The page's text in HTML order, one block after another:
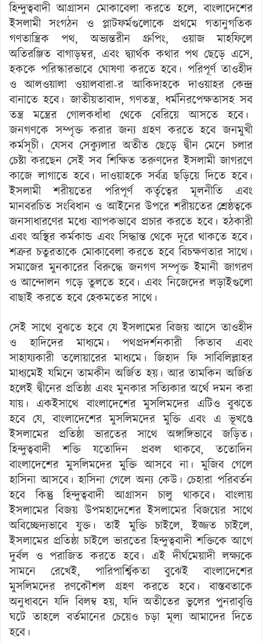
হিন্দুত্ববাদী আগ্রাসন মোকাবেলা করতে হলে, বাংলাদেশের
ইসলামী সংগঠন ও প্লাটফর্মগুলোকে প্রথমে গতানুগতিক
গণতান্ত্রিক পথ, অভ্যন্তরীন গ্রুপিং, ওয়াজ মাহফিলে
অতিরঞ্জিত বাগাড়ম্বর, এবং দ্ব্যার্থক কথার পথ ছেড়ে এসে,
হককে পরিস্কারভাবে ঘোষণা করতে হবে। পরিপূর্ণ তাওহীদ
ও আলওয়ালা ওয়ালবারা-র আকিদাহকে দাওয়াহর কেন্দ্র
বানাতে হবে। জাতীয়তাবাদ, গণতন্ত্র, ধর্মনিরপেক্ষতাসহ সব
তন্ত্র মন্ত্রের গোলকধাঁধা থেকে বেরিয়ে আসতে হবে।
জনগণকে সম্পৃক্ত করার জন্য গ্রহণ করতে হবে জনমুখী
কর্মসূচী। যেসব সেক্যুলার অতীত ছেড়ে দ্বীন মেনে চলার
চেষ্টা করছেন সেই সব শিক্ষিত তরুণদের ইসলামী জাগরণে
কাজে লাগাতে হবে। দাওয়াহকে সর্বত্র ছড়িয়ে দিতে হবে।
ইসলামী শরীয়তের পরিপূর্ণ কর্তৃত্বের মূলনীতি এবং
মানবরচিত সংবিধান ও আইনের উপরে শরীয়তের শ্রেষ্ঠত্বকে
জনসাধারণের মধ্যে ব্যাপকভাবে প্রচার করতে হবে। হঠকারী
এবং অস্থির কর্মকান্ড এবং সিদ্ধান্ত থেকে দূরে থাকতে হবে।
শত্রুর চতুরতাকে মোকাবেলা করতে হবে বিচক্ষণতার সাথে।
সমাজের মুনকারের বিরুদ্ধে জনগণ সম্পৃক্ত ইমানী জাগরণ
ও আন্দোলন গড়ে তুলতে হবে। এবং নিজেদের লড়াইগুলো
বাছাই করতে হবে হেকমতের সাথে।
সেই সাথে বুঝতে হবে যে ইসলামের বিজয় আসে তাওহীদ
ও হাদিদের মাধ্যমে। পথপ্রদর্শনকারী কিতাব এবং
সাহায্যকারী তলোয়ারের মাধ্যমে। জিহাদ ফি সাবিলিল্লাহর
মাধ্যমেই যমিনে তামকীন অর্জিত হয়। আর তামকিন অর্জিত
হলেই দ্বীনের প্রতিষ্ঠা এবং মুনকার সত্যিকার অর্থে দমন করা
যায়। একইসাথে বাংলাদেশের মুসলিমদের এটিও বুঝতে
হবে যে, বাংলাদেশের মুসলিমদের মুক্তি এবং এ ভূখণ্ডে
ইসলামের প্রতিষ্ঠা ভারতের সাথে অঙ্গাঙ্গিভাবে জড়িত।
হিন্দুত্ববাদী শক্তি যতোদিন প্রবল থাকবে, ততোদিন
বাংলাদেশের মুসলিমদের মুক্তি আসবে না। মুজিব গেলে
হাসিনা আসবে। হাসিনা গেলে অন্য কেউ। চেহারা পরিবর্তন
হবে কিন্তু হিন্দুত্ববাদী আগ্রাসন চালু থাকবে। বাংলায়
ইসলামের বিজয় উপমহাদেশের ইসলামের বিজয়ের সাথে
অবিচ্ছেদ্যভাবে যুক্ত। তাই মুক্তি চাইলে, ইজ্জত চাইলে,
ইসলামের প্রতিষ্ঠা চাইলে ভারতের হিন্দুত্ববাদী শক্তিকে আগে
দুর্বল ও পরাজিত করতে হবে। এই দীর্ঘমেয়াদী লক্ষ্যকে
সামনে রেখেই, পারিপার্শ্বিকতা বুঝেই বাংলাদেশের
মুসলিমদের রণকৌশল গ্রহণ করতে হবে। বাস্তবতাকে
অনুধাবনে যদি বিলম্ব হয়, যদি অতীতের ভুলের পুনরাবৃত্তি
ঘটে তাহলে বর্তমানের চেয়েও চড়া মূল্য আমাদের দিতে
হবে।